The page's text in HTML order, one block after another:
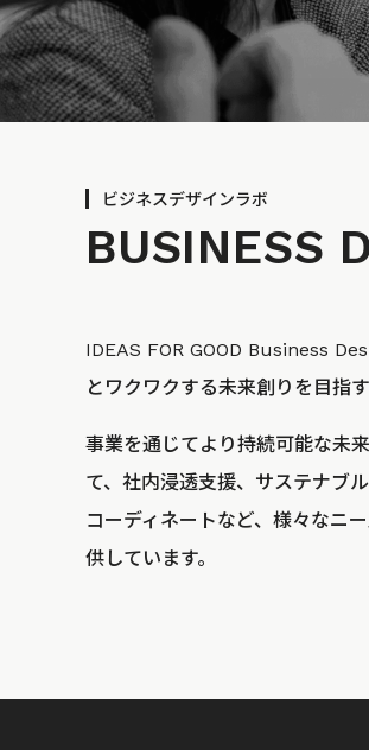
ビジネスデザインラボ
BUSINESS
IDEAS FOR GOOD Business
とワクワクする未来創りを目指
事業を通じてより持続可能な未
て、社内浸透支援、サステナブ
コーディネートなど、様々なニ
供しています。